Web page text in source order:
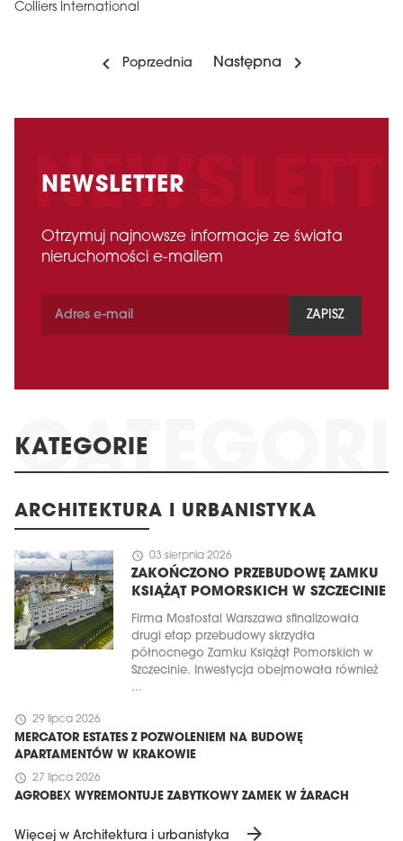
Colliers International
Poprzednia Następna
NEWSLETTER
Otrzymuj najnowsze informacje ze świata
nieruchomości e-mailem
ZAPISZ
KATEGORIE
ARCHITEKTURA I URBANISTYKA
schedule 03 sierpnia 2026
ZAKOŃCZONO PRZEBUDOWĘ ZAMKU
KSIĄŻĄT POMORSKICH W SZCZECINIE
Firma Mostostal Warszawa sfinalizowała
drugi etap przebudowy skrzydła
północnego Zamku Książąt Pomorskich w
Szczecinie. Inwestycja obejmowała również
...
schedule 29 lipca 2026
MERCATOR ESTATES Z POZWOLENIEM NA BUDOWĘ
APARTAMENTÓW W KRAKOWIE
schedule 27 lipca 2026
AGROBEX WYREMONTUJE ZABYTKOWY ZAMEK W ŻARACH
Więcej w Architektura i urbanistyka arrow_forward